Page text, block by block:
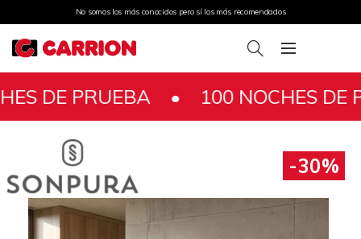
No somos los más conocidos pero sí los más recomendados
PRUEBA •100 NOCHES DE
-30%